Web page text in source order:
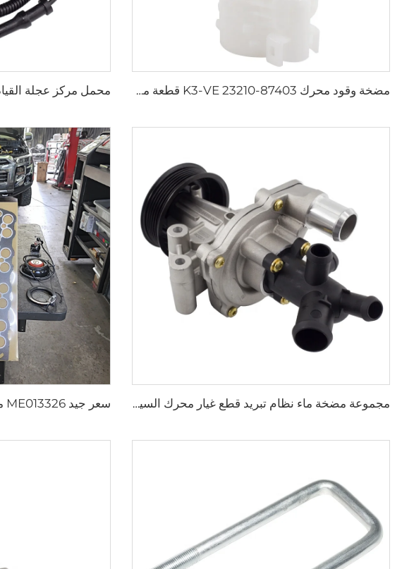
مضخة وقود محرك K3-VE 23210-87403 قطعة محددة لسيارات دايهاتسو ولكزس تويوتا 1.3
مجموعة مضخة ماء نظام تبريد قطع غيار محرك السيارة BK3Q-8A558-GC، مجموعة مضخة ماء BK3Q8A558GC لمضخة ماء فورد رينجر 3.2